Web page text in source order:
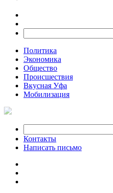
Политика
Экономика
Общество
Происшествия
Вкусная Уфа
Мобилизация
Контакты
Написать письмо